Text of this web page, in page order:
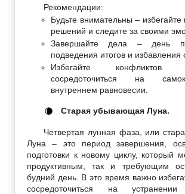
Рекомендации:
Будьте внимательны –
решений и следите за своими
Завершайте дела – день
подведения итогов и избавления
Избегайте
сосредоточиться на
внутреннем равновесии.
🌘 Старая убывающая Луна.
Четвертая лунная фаза, или
Луна – это период завершения,
подготовки к новому циклу, который
продуктивным, так и требующим
будний день. В это время важно
сосредоточиться на